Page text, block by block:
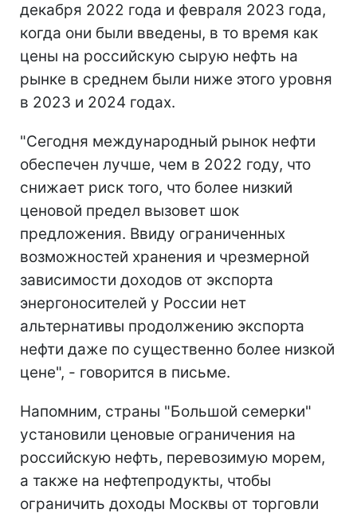
декабря 2022 года и февраля 2023 года,
когда они были введены, в то время как
цены на российскую сырую нефть на
рынке в среднем были ниже этого уровня
в 2023 и 2024 годах.
"Сегодня международный рынок нефти
обеспечен лучше, чем в 2022 году, что
снижает риск того, что более низкий
ценовой предел вызовет шок
предложения. Ввиду ограниченных
возможностей хранения и чрезмерной
зависимости доходов от экспорта
энергоносителей у России нет
альтернативы продолжению экспорта
нефти даже по существенно более низкой
цене", - говорится в письме.
Напомним, страны "Большой семерки"
установили ценовые ограничения на
российскую нефть, перевозимую морем,
а также на нефтепродукты, чтобы
ограничить доходы Москвы от торговли